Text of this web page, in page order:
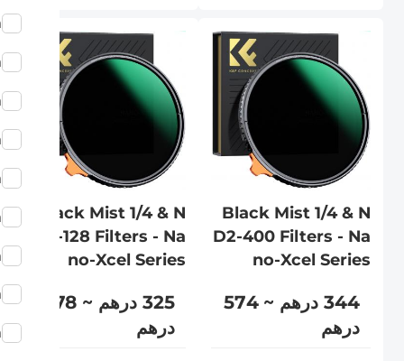
Black Mist 1/4 & N
D2-400 Filters - Na
no-Xcel Series
344 درهم ~ 574
درهم
Black Mist 1/4 & N
D8-128 Filters - Na
no-Xcel Series
325 درهم ~ 478
درهم